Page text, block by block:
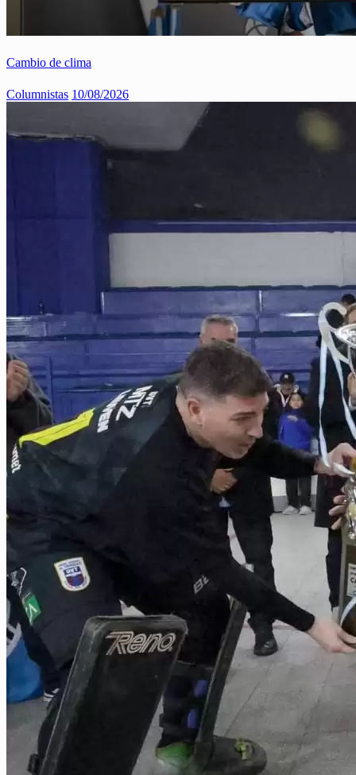
Cambio de clima
Columnistas 10/08/2026